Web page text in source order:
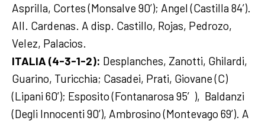
Asprilla, Cortes (Monsalve 90’); Angel (Castilla 84’).
All. Cardenas. A disp. Castillo, Rojas, Pedrozo,
Velez, Palacios.
ITALIA (4-3-1-2): Desplanches, Zanotti, Ghilardi,
Guarino, Turicchia; Casadei, Prati, Giovane (C)
(Lipani 60’); Esposito (Fontanarosa 95′), Baldanzi
(Degli Innocenti 90’), Ambrosino (Montevago 69’). A